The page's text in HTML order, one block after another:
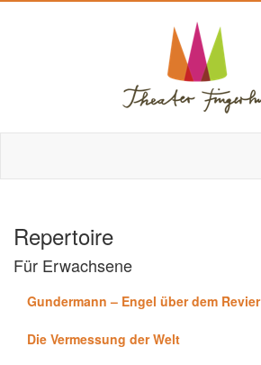
Repertoire
Für Erwachsene
Gundermann – Engel über dem Revier
Die Vermessung der Welt